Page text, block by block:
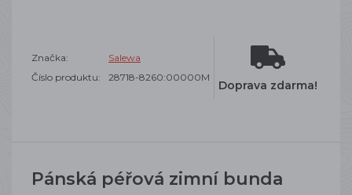
Značka:
Salewa
Číslo produktu:
28718-8260:00000M
Doprava zdarma!
Pánská péřová zimní bunda